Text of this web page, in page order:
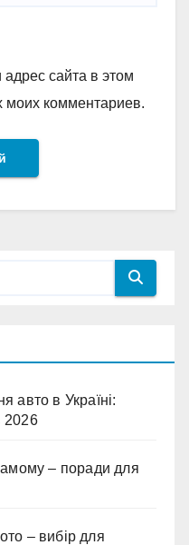
сайта в этом
моих комментариев.
авто в Україні:
2026
– поради для
– вибір для